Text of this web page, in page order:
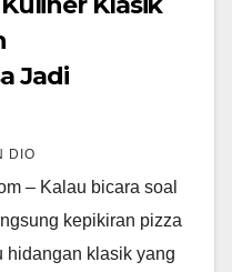
Jadi
DIO
– Kalau bicara soal
kepikiran pizza
hidangan klasik yang